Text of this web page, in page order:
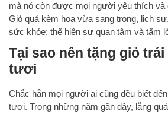
mà nó còn được mọi người yêu thích và
Giỏ quả kèm hoa vừa sang trọng, lịch
sức khỏe; thể hiện sự quan tâm và tấm
Tại sao nên tặng giỏ
tươi
Chắc hẳn mọi người ai cũng đều biết
tươi. Trong những năm gần đây, lẵng